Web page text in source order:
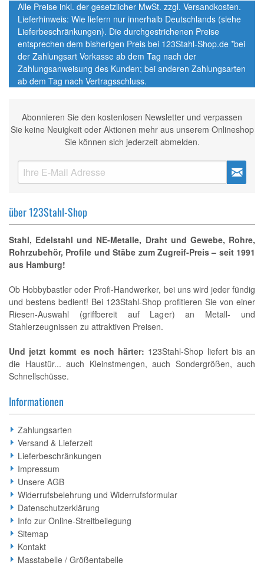
Alle Preise inkl. der gesetzlicher MwSt. zzgl. Versandkosten.
Lieferhinweis: Wie liefern nur innerhalb Deutschlands (siehe
Lieferbeschränkungen). Die durchgestrichenen Preise
entsprechen dem bisherigen Preis bei 123Stahl-Shop.de *bei
der Zahlungsart Vorkasse ab dem Tag nach der
Zahlungsanweisung des Kunden; bei anderen Zahlungsarten
ab dem Tag nach Vertragsschluss.
Abonnieren Sie den kostenlosen Newsletter und verpassen
Sie keine Neuigkeit oder Aktionen mehr aus unserem Onlineshop
Sie können sich jederzeit abmelden.
über 123Stahl-Shop
Stahl, Edelstahl und NE-Metalle, Draht und Gewebe, Rohre,
Rohrzubehör, Profile und Stäbe zum Zugreif-Preis – seit 1991
aus Hamburg!
Ob Hobbybastler oder Profi-Handwerker, bei uns wird jeder fündig
und bestens bedient! Bei 123Stahl-Shop profitieren Sie von einer
Riesen-Auswahl (griffbereit auf Lager) an Metall- und
Stahlerzeugnissen zu attraktiven Preisen.
Und jetzt kommt es noch härter: 123Stahl-Shop liefert bis an
die Haustür... auch Kleinstmengen, auch Sondergrößen, auch
Schnellschüsse.
Informationen
Zahlungsarten
Versand & Lieferzeit
Lieferbeschränkungen
Impressum
Unsere AGB
Widerrufsbelehrung und Widerrufsformular
Datenschutzerklärung
Info zur Online-Streitbeilegung
Sitemap
Kontakt
Masstabelle / Größentabelle